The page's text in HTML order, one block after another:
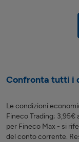
Confronta tutti i
Le condizioni
Fineco Trading; 3,95€
per Fineco Max - si
del conto corrente.